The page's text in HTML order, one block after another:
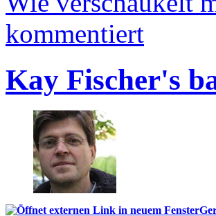
kommentiert
Kay Fischer's